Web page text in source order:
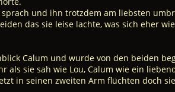
und ihn trotzdem am liebsten
das sie leise lachte, was sich eher
Calum und wurde von den beiden
als sie sah wie Lou, Calum wie ein
in seinen zweiten Arm flüchten doch